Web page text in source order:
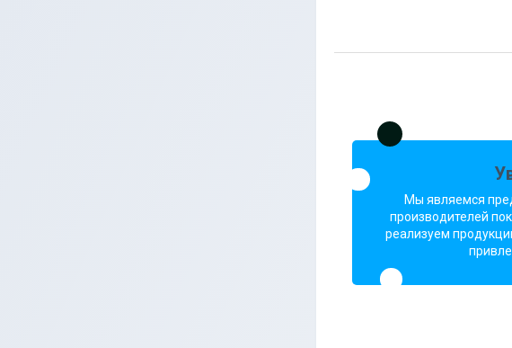
Мы являемся
производителей
реализуем